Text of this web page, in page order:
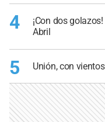
4
¡Con dos
Abril
5 Unión, con